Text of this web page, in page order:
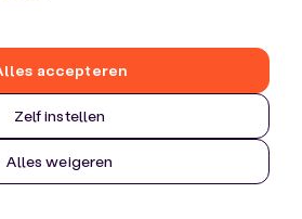
Zelf instellen
Alles weigeren
accepteren